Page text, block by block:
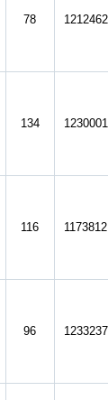
78 1212462
134 1230001
116 1173812
96 1233237